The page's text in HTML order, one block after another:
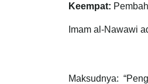
Keempat:
Imam al-Nawawi
Maksudnya: